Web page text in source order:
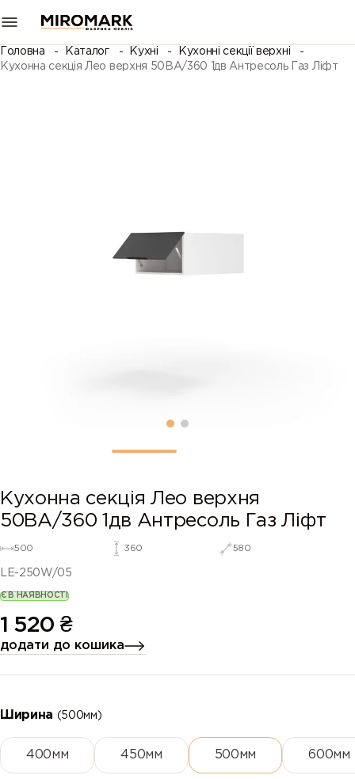
Головна Каталог Кухні
Кухонні секції верхні
Кухонна секція Лео верхня 50ВА/360 1дв Антресоль Газ Ліфт
Кухонна секція Лео верхня
50ВА/360 1дв Антресоль Газ Ліфт
500 360 580
LE-250W/05
Є В НАЯВНОСТІ
1 520 ₴
додати до кошика
Ширина (500мм)
400мм 450мм 500мм 600мм